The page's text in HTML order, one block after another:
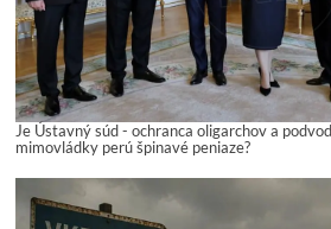
Je Ústavný súd - ochranca oligarchov a
mimovládky perú špinavé peniaze?